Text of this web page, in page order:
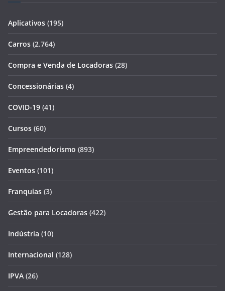
Aplicativos (195)
Carros (2.764)
Compra e Venda de Locadoras (28)
Concessionárias (4)
COVID-19 (41)
Cursos (60)
Empreendedorismo (893)
Eventos (101)
Franquias (3)
Gestão para Locadoras (422)
Indústria (10)
Internacional (128)
IPVA (26)